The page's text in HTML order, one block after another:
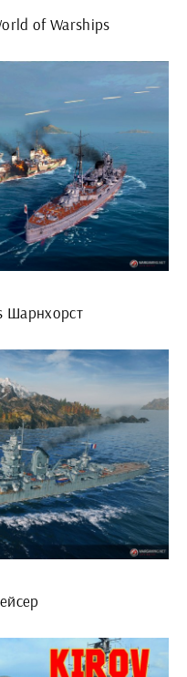
of Warships
Шарнхорст